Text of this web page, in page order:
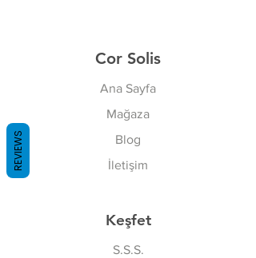
Cor Solis
Ana Sayfa
Mağaza
Blog
İletişim
Keşfet
S.S.S.
REVIEWS